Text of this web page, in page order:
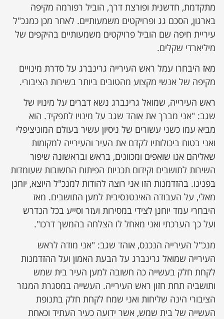
מתקדמת, חדשנית ופורצת דרך, הוביל רפורמה מקיפה
בארגון, הסכם גג ופרויקטים משמעותיים. לאחר מכן כמנכ"ל
עיריית חיפה שם הוביל פרויקטים משמעותיים בהיקפים של
מיליארדי שקלים.
מאז היבחרו עמל ראש העירייה גרינברג על סדרת מינויים
מקיפה של אנשי מקצוע מהטובים ביותר בשירות הציבורי.
ראש העירייה, שמואל גרינברג נשא דברים על מינויו של
שגב: "אני מברך את אוהד שגב על מינויו לתפקיד. הוא
מביא עמו כשני עשורים של ניסיון עשיר בעולם המוניציפלי
ואני בטוח ביכולותיו לקדם את העיר והעירייה למקומות
שאליהם אנו שואפים ומכוונים, בראש ובראשונה שיפור
השירות לתושבים וקידום תכניות הפיתוח החשובות שעומדות
בפנינו. בהזדמנות הזו אני רוצה להודות למנכ"ל היוצא, יוחנן
מאלי, על העבודה האינטנסיבית למען התושבים. מאז
היבחרי עמד יוחנן לצידי במסירות ועזר וסייע בכל הנדרש
ועל כך הערכתי ואני מאחל לו הצלחה בהמשך דרכו".
מנכ"ל העירייה הנכנס, אוהד שגב: "אני מודה לראש
העירייה שמואל גרינברג על הבעת האמון ועל ההזדמנות
לקחת חלק בעשייה כה חשובה למען העיר בית שמש
ותושביה תחת חזון ראש העירייה. העשייה במסגרת המגזר
הציבורי הינה שליחות ואני שמח לקחת חלק בתנופת
העשייה של בית שמש, אשר ידועה כעיר העתיד וכאחת